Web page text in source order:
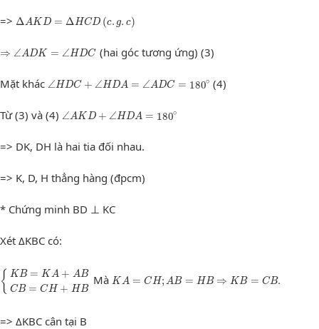
=> Δ A K D = Δ HCD (c. g. c)
Δ KD=Δ C D(c .g.c )
⇒ ∠ADK = ∠HDC
A DK=∠ D C (hai góc tương ứng) (3)
Mặt khác ∠HDC + ∠HDA = ∠ADC = 180∘
∠ HDC+ H DA= ∠ C =180 (4)
Từ (3) và (4) ∠AK D + ∠HDA = 180∘
∠ A KD+ H DA= 180
=> DK, DH là hai tia đối nhau.
=> K, D, H thẳng hàng (đpcm)
* Chứng minh BD ⊥ KC
Xét ΔKBC có:
{ KB = K A + AB
CB = CH + HB
{KB=K A +ABCB =CH + H
MàK A = CH; AB = HB ⇒ KB = CB.
KA = H;AB HB KB=C
=> ΔKBC cân tại B